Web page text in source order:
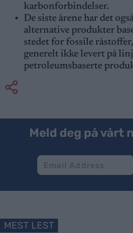
karbonforbindelser.
De siste årene har det
alternative produkter
stedet for fossile
generelt ikke levert på
petroleumsbaserte
Meld deg på vårt
MEST LEST